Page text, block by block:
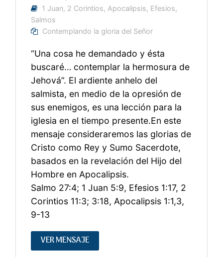
1 Juan, 2 Corintios, Apocalipsis, Efesios,
Salmos
Contemplando la gloria del Señor
“Una cosa he demandado y ésta
buscaré… contemplar la hermosura de
Jehová”. El ardiente anhelo del
salmista, en medio de la opresión de
sus enemigos, es una lección para la
iglesia en el tiempo presente.En este
mensaje consideraremos las glorias de
Cristo como Rey y Sumo Sacerdote,
basados en la revelación del Hijo del
Hombre en Apocalipsis.
Salmo 27:4; 1 Juan 5:9, Efesios 1:17, 2
Corintios 11:3; 3:18, Apocalipsis 1:1,3,
9-13
VER MENSAJE